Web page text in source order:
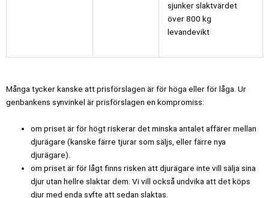
sjunker slaktvärdet
över 800 kg
levandevikt
Många tycker kanske att prisförslagen är för höga eller för låga. Ur
genbankens synvinkel är prisförslagen en kompromiss:
om priset är för högt riskerar det minska antalet affärer mellan
djurägare (kanske färre tjurar som säljs, eller färre nya
djurägare).
om priset är för lågt finns risken att djurägare inte vill sälja sina
djur utan hellre slaktar dem. Vi vill också undvika att det köps
djur med enda syfte att sedan slaktas.